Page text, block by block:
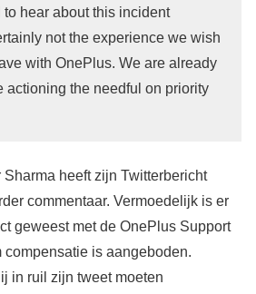
to hear about this incident
not the experience we wish
with OnePlus. We are already
actioning the needful on priority
Sharma heeft zijn Twitterbericht
commentaar. Vermoedelijk is er
geweest met de OnePlus Support
is aangeboden.
in ruil zijn tweet moeten